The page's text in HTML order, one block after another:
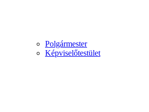
Polgármester
Képviselőtestület